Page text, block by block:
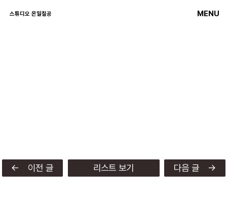
스튜디오 온일칠공 MENU
← 이전 글 리스트 보기 다음 글 →